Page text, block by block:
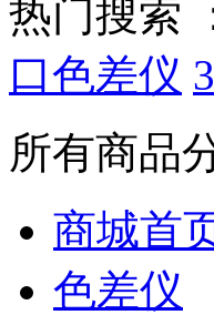
热门搜索
口色差仪
所有商品
商城首
色差仪